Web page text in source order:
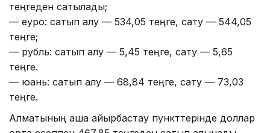
теңгеден сатылады;
— еуро: сатып алу — 534,05 теңге, сату — 544,05
теңге;
— рубль: сатып алу — 5,45 теңге, сату — 5,65
теңге.
— юань: сатып алу — 68,84 теңге, сату — 73,03
теңге.
Алматының ақша айырбастау пункттерінде доллар